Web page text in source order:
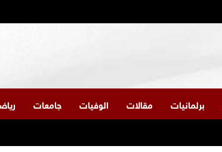
برلمانيات مقالات الوفيات جامعات